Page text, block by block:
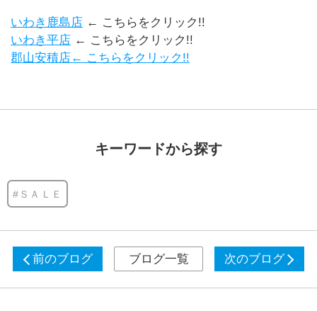
いわき鹿島店 ← こちらをクリック!!
いわき平店 ← こちらをクリック!!
郡山安積店← こちらをクリック!!
キーワードから探す
#ＳＡＬＥ
前のブログ ブログ一覧 次のブログ